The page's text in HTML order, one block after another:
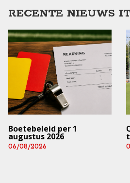
RECENTE NIEUWS
Boetebeleid per 1
augustus 2026
06/08/2026